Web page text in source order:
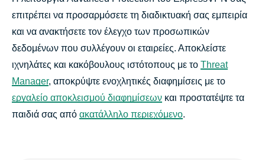
επιτρέπει να προσαρμόσετε τη διαδικτυακή σας εμπειρία
και να ανακτήσετε τον έλεγχο των προσωπικών
δεδομένων που συλλέγουν οι εταιρείες. Αποκλείστε
ιχνηλάτες και κακόβουλους ιστότοπους με το Threat
Manager, αποκρύψτε ενοχλητικές διαφημίσεις με το
εργαλείο αποκλεισμού διαφημίσεων και προστατέψτε τα
παιδιά σας από ακατάλληλο περιεχόμενο.